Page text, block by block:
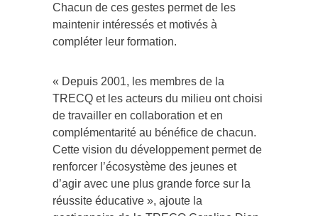
Chacun de ces gestes permet de les
maintenir intéressés et motivés à
compléter leur formation.
« Depuis 2001, les membres de la
TRECQ et les acteurs du milieu ont choisi
de travailler en collaboration et en
complémentarité au bénéfice de chacun.
Cette vision du développement permet de
renforcer l’écosystème des jeunes et
d’agir avec une plus grande force sur la
réussite éducative », ajoute la